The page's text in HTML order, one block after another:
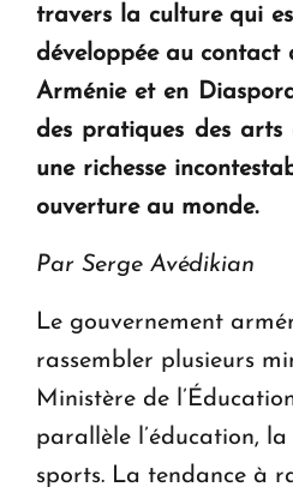
travers la culture qui
développée au contact
Arménie et en
des pratiques des arts
une richesse
ouverture au monde.
Par Serge Avédikian
Le gouvernement
rassembler plusieurs
Ministère de
parallèle l’éducation,
sports. La tendance à